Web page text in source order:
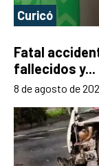
Curicó
Fatal
fallecidos y...
8 de agosto de